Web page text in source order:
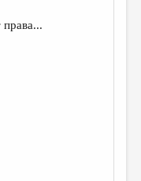
права...